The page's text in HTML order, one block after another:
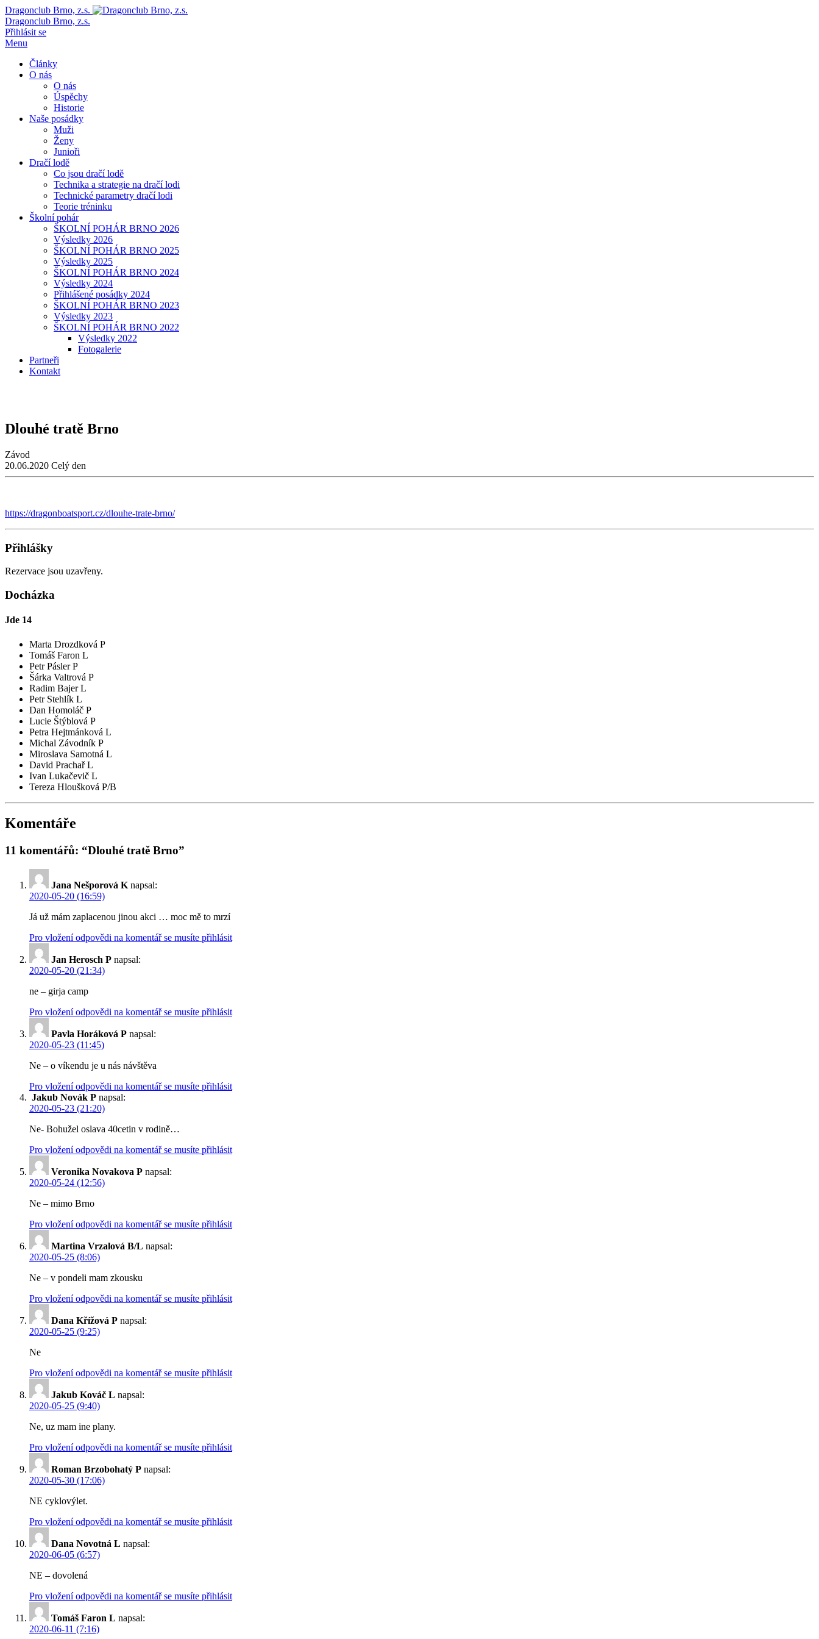
Dragonclub Brno, z.s.
Dragonclub Brno, z.s.
Přihlásit se
Menu
Články
O nás
O nás
Úspěchy
Historie
Naše posádky
Muži
Ženy
Junioři
Dračí lodě
Co jsou dračí lodě
Technika a strategie na dračí lodi
Technické parametry dračí lodi
Teorie tréninku
Školní pohár
ŠKOLNÍ POHÁR BRNO 2026
Výsledky 2026
ŠKOLNÍ POHÁR BRNO 2025
Výsledky 2025
ŠKOLNÍ POHÁR BRNO 2024
Výsledky 2024
Přihlášené posádky 2024
ŠKOLNÍ POHÁR BRNO 2023
Výsledky 2023
ŠKOLNÍ POHÁR BRNO 2022
Výsledky 2022
Fotogalerie
Partneři
Kontakt
Dlouhé tratě Brno
Závod
20.06.2020 Celý den
https://dragonboatsport.cz/dlouhe-trate-brno/
Přihlášky
Rezervace jsou uzavřeny.
Docházka
Jde 14
Marta Drozdková P
Tomáš Faron L
Petr Pásler P
Šárka Valtrová P
Radim Bajer L
Petr Stehlík L
Dan Homoláč P
Lucie Štýblová P
Petra Hejtmánková L
Michal Závodník P
Miroslava Samotná L
David Prachař L
Ivan Lukačevič L
Tereza Hloušková P/B
Komentáře
11 komentářů: “Dlouhé tratě Brno”
Jana Nešporová K napsal:
2020-05-20 (16:59)
Já už mám zaplacenou jinou akci … moc mě to mrzí
Pro vložení odpovědi na komentář se musíte přihlásit
Jan Herosch P napsal:
2020-05-20 (21:34)
ne – girja camp
Pro vložení odpovědi na komentář se musíte přihlásit
Pavla Horáková P napsal:
2020-05-23 (11:45)
Ne – o víkendu je u nás návštěva
Pro vložení odpovědi na komentář se musíte přihlásit
Jakub Novák P napsal:
2020-05-23 (21:20)
Ne- Bohužel oslava 40cetin v rodině…
Pro vložení odpovědi na komentář se musíte přihlásit
Veronika Novakova P napsal:
2020-05-24 (12:56)
Ne – mimo Brno
Pro vložení odpovědi na komentář se musíte přihlásit
Martina Vrzalová B/L napsal:
2020-05-25 (8:06)
Ne – v pondeli mam zkousku
Pro vložení odpovědi na komentář se musíte přihlásit
Dana Křížová P napsal:
2020-05-25 (9:25)
Ne
Pro vložení odpovědi na komentář se musíte přihlásit
Jakub Kováč L napsal:
2020-05-25 (9:40)
Ne, uz mam ine plany.
Pro vložení odpovědi na komentář se musíte přihlásit
Roman Brzobohatý P napsal:
2020-05-30 (17:06)
NE cyklovýlet.
Pro vložení odpovědi na komentář se musíte přihlásit
Dana Novotná L napsal:
2020-06-05 (6:57)
NE – dovolená
Pro vložení odpovědi na komentář se musíte přihlásit
Tomáš Faron L napsal:
2020-06-11 (7:16)